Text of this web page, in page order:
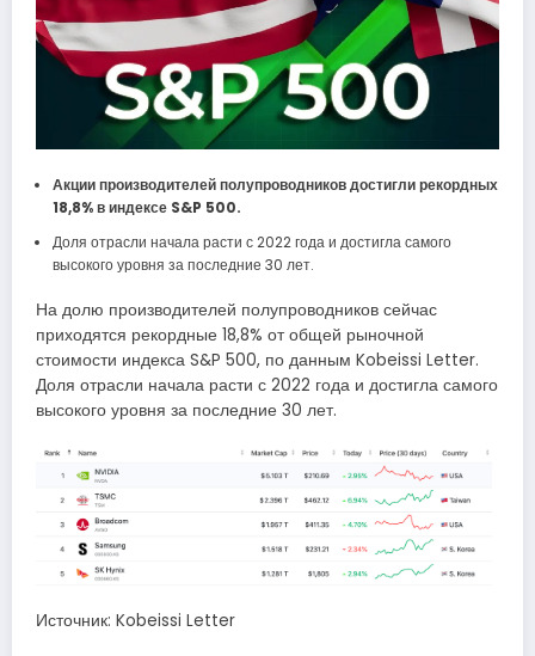
Акции производителей полупроводников достигли рекордных
18,8% в индексе S&P 500.
Доля отрасли начала расти с 2022 года и достигла самого
высокого уровня за последние 30 лет.
На долю производителей полупроводников сейчас
приходятся рекордные 18,8% от общей рыночной
стоимости индекса S&P 500, по данным Kobeissi Letter.
Доля отрасли начала расти с 2022 года и достигла самого
высокого уровня за последние 30 лет.
Источник: Kobeissi Letter